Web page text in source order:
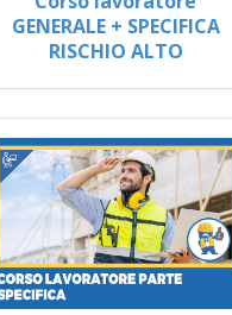
GENERALE + SPECIFICA
RISCHIO ALTO